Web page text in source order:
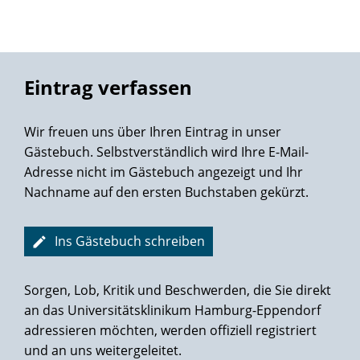
Eintrag verfassen
Wir freuen uns über Ihren Eintrag in unser
Gästebuch. Selbstverständlich wird Ihre E-Mail-
Adresse nicht im Gästebuch angezeigt und Ihr
Nachname auf den ersten Buchstaben gekürzt.
Ins Gästebuch schreiben
Sorgen, Lob, Kritik und Beschwerden, die Sie direkt
an das Universitätsklinikum Hamburg-Eppendorf
adressieren möchten, werden offiziell registriert
und an uns weitergeleitet.